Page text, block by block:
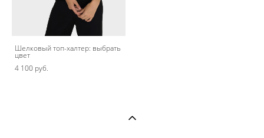
Шелковый топ-халтер: выбрать
цвет
4 100 pуб.